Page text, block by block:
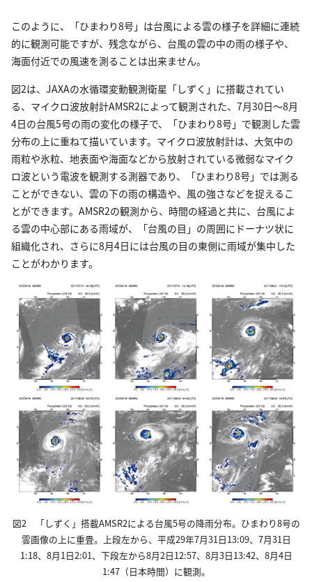
このように、「ひまわり8号」は台風による雲の様子を詳細に連続
的に観測可能ですが、残念ながら、台風の雲の中の雨の様子や、
海面付近での風速を測ることは出来ません。
図2は、JAXAの水循環変動観測衛星「しずく」に搭載されてい
る、マイクロ波放射計AMSR2によって観測された、7月30日～8月
4日の台風5号の雨の変化の様子で、「ひまわり8号」で観測した雲
分布の上に重ねて描いています。マイクロ波放射計は、大気中の
雨粒や氷粒、地表面や海面などから放射されている微弱なマイク
ロ波という電波を観測する測器であり、「ひまわり8号」では測る
ことができない、雲の下の雨の構造や、風の強さなどを捉えるこ
とができます。AMSR2の観測から、時間の経過と共に、台風によ
る雲の中心部にある雨域が、「台風の目」の周囲にドーナツ状に
組織化され、さらに8月4日には台風の目の東側に雨域が集中した
ことがわかります。
図2 「しずく」搭載AMSR2による台風5号の降雨分布。ひまわり8号の
雲画像の上に重畳。上段左から、平成29年7月31日13:09、7月31日
1:18、8月1日2:01、下段左から8月2日12:57、8月3日13:42、8月4日
1:47（日本時間）に観測。